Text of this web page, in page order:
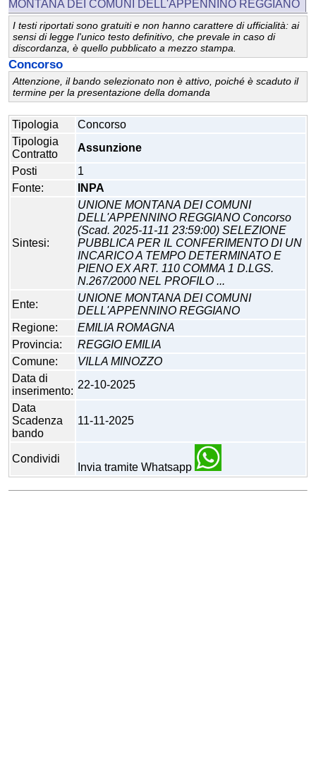
MONTANA DEI COMUNI DELL'APPENNINO REGGIANO
I testi riportati sono gratuiti e non hanno carattere di ufficialità: ai
sensi di legge l'unico testo definitivo, che prevale in caso di
discordanza, è quello pubblicato a mezzo stampa.
Concorso
Attenzione, il bando selezionato non è attivo, poiché è scaduto il
termine per la presentazione della domanda
Tipologia
Concorso
Tipologia
Contratto
Assunzione
Posti
1
Fonte:
INPA
Sintesi:
UNIONE MONTANA DEI COMUNI
DELL'APPENNINO REGGIANO Concorso
(Scad. 2025-11-11 23:59:00) SELEZIONE
PUBBLICA PER IL CONFERIMENTO DI UN
INCARICO A TEMPO DETERMINATO E
PIENO EX ART. 110 COMMA 1 D.LGS.
N.267/2000 NEL PROFILO ...
Ente:
UNIONE MONTANA DEI COMUNI
DELL'APPENNINO REGGIANO
Regione:
EMILIA ROMAGNA
Provincia:
REGGIO EMILIA
Comune:
VILLA MINOZZO
Data di
inserimento:
22-10-2025
Data
Scadenza
bando
11-11-2025
Condividi
Invia tramite Whatsapp